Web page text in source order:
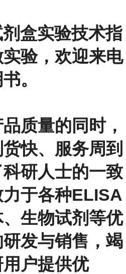
盒实验技术指
验，欢迎来电
。
质量的同时，
快、服务周到
研人士的一致
于各种ELISA
生物试剂等优
发与销售，竭
户提供优